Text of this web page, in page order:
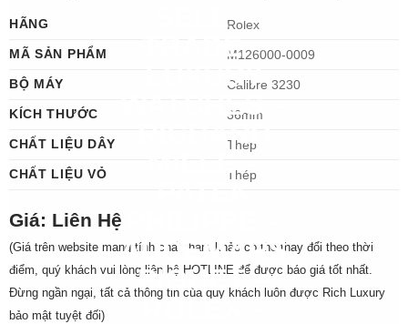
HÃNG
Rolex
MÃ SẢN PHẨM
M126000-0009
BỘ MÁY
Calibre 3230
KÍCH THƯỚC
36mm
CHẤT LIỆU DÂY
Thép
CHẤT LIỆU VỎ
Thép
Giá: Liên Hệ
(Giá trên website mang tính chất tham khảo có thể thay đổi theo thời
điểm, quý khách vui lòng liên hệ HOTLINE để được báo giá tốt nhất.
Đừng ngần ngại, tất cả thông tin của quý khách luôn được Rich Luxury
bảo mật tuyệt đối)